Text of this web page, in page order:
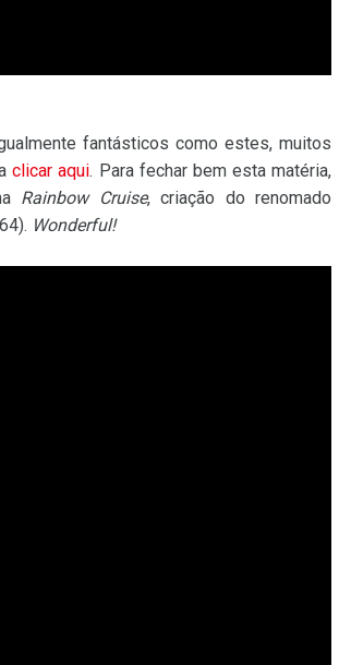
fantásticos como estes, muitos
clicar aqui. Para fechar bem esta matéria,
Rainbow Cruise, criação do renomado
Wonderful!